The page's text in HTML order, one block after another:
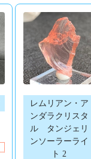
レムリアン・ア
ンダラクリスタ
ル タンジェリ
ンソーラーライ
ト 2